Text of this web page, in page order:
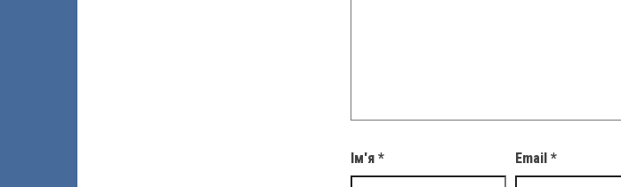
Ім'я* Email*